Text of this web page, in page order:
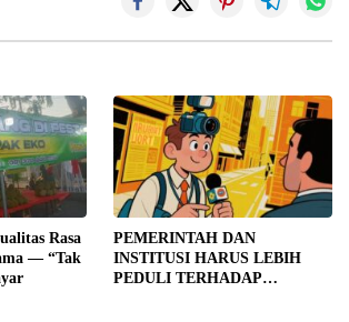
Rasa
— “Tak
PEMERINTAH DAN
INSTITUSI HARUS LEBIH
PEDULI TERHADAP